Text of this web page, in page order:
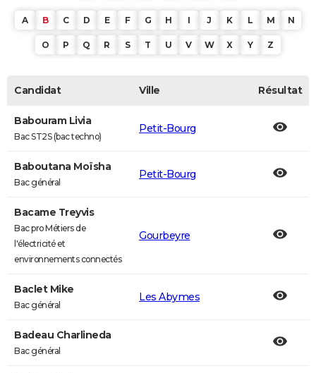
A B C D E F G H I J K L M N
O P Q R S T U V W X Y Z
Candidat Ville Résultat
Babouram Livia
Bac ST2S (bac techno)
Petit-Bourg
Baboutana Moïsha
Bac général
Petit-Bourg
Bacame Treyvis
Bac pro Métiers de
l'électricité et
environnements connectés
Gourbeyre
Baclet Mike
Bac général
Les Abymes
Badeau Charlineda
Bac général